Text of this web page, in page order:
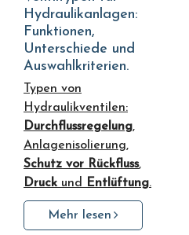
Hydraulikanlagen:
Funktionen,
Unterschiede und
Auswahlkriterien.
Typen von
Hydraulikventilen:
Durchflussregelung,
Anlagenisolierung,
Schutz vor Rückfluss,
Druck und Entlüftung.
Mehr lesen